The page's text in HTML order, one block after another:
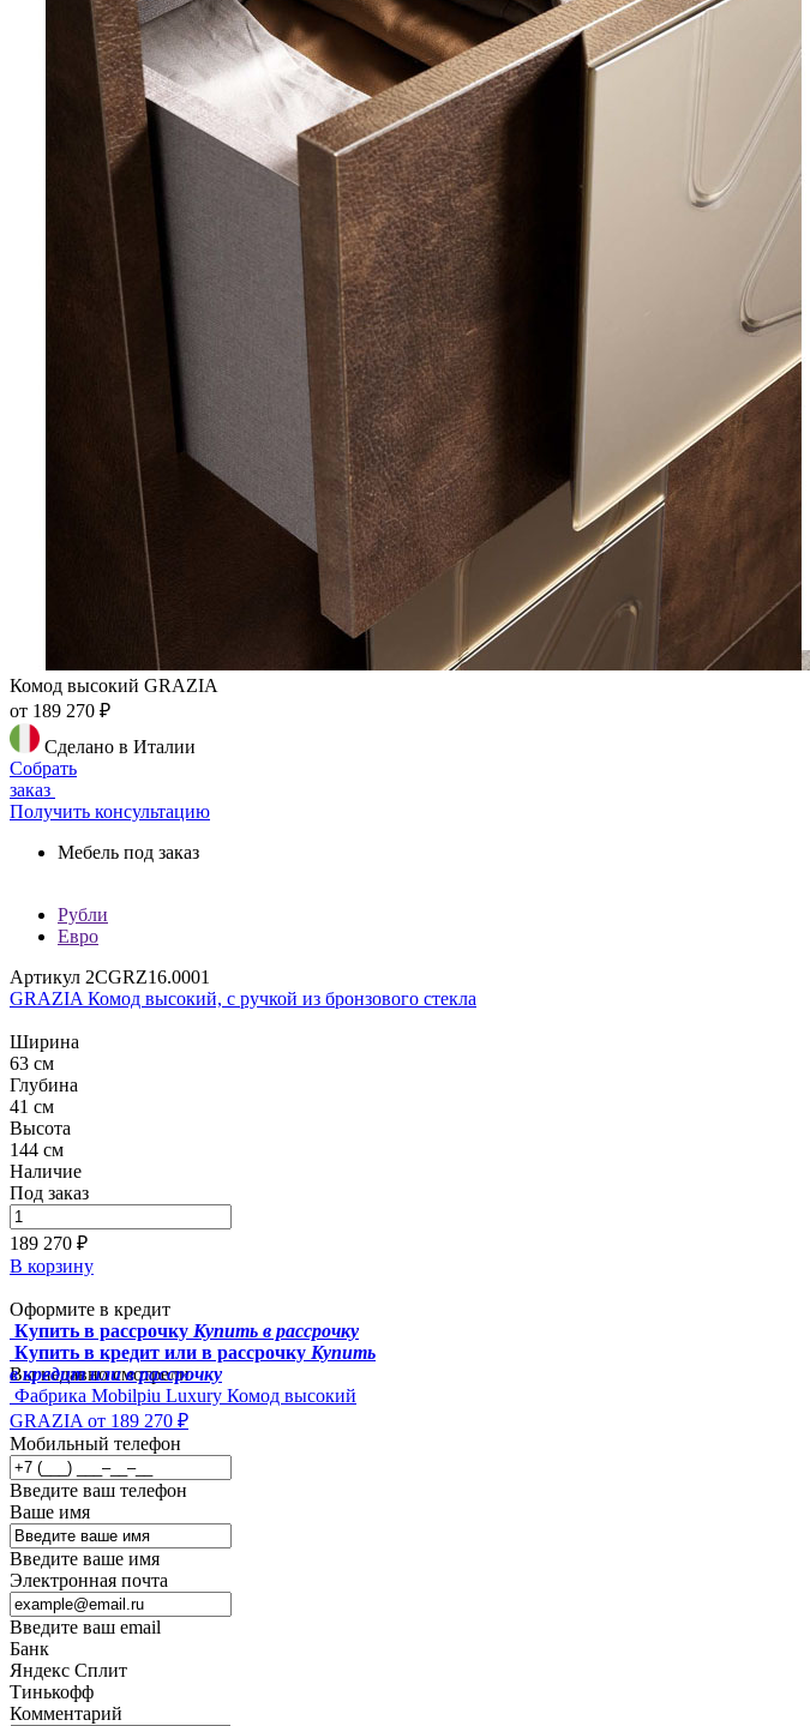
Комод высокий GRAZIA
от 189 270 ₽
Сделано в Италии
Собрать
заказ
Получить консультацию
Мебель под заказ
Рубли
Евро
Артикул 2CGRZ16.0001
GRAZIA Комод высокий, с ручкой из бронзового стекла
Ширина
63 см
Глубина
41 см
Высота
144 см
Наличие
Под заказ
189 270 ₽
В корзину
Оформите в кредит
Купить в рассрочку Купить в рассрочку
Купить в кредит или в рассрочку Купить
в кредит или в рассрочку
Вы недавно смотрели
Фабрика Mobilpiu Luxury Комод высокий
GRAZIA от 189 270 ₽
Мобильный телефон
Введите ваш телефон
Ваше имя
Введите ваше имя
Электронная почта
Введите ваш email
Банк
Яндекс Сплит
Тинькофф
Комментарий